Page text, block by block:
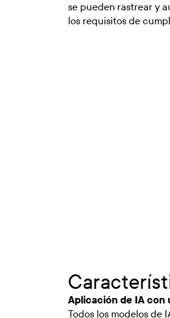
se pueden rastrear y
los requisitos de
Aplicación de IA con
Todos los modelos de